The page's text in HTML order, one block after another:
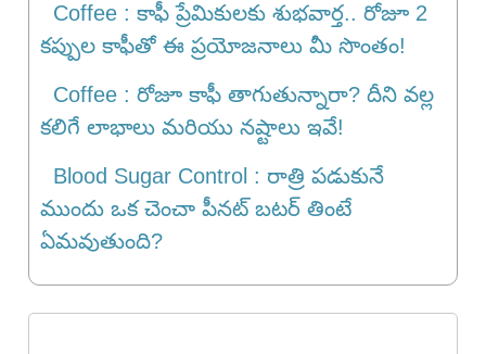
Coffee : కాఫీ ప్రేమికులకు శుభవార్త.. రోజూ 2
కప్పుల కాఫీతో ఈ ప్రయోజనాలు మీ సొంతం!
Coffee : రోజూ కాఫీ తాగుతున్నారా? దీని వల్ల
కలిగే లాభాలు మరియు నష్టాలు ఇవే!
Blood Sugar Control : రాత్రి పడుకునే
ముందు ఒక చెంచా పీనట్ బటర్ తింటే
ఏమవుతుంది?